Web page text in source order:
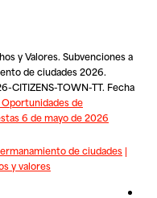
y Valores. Subvenciones a
de ciudades 2026.
CITIZENS-TOWN-TT. Fecha
de
6 de mayo de 2026
de ciudades|
y valores